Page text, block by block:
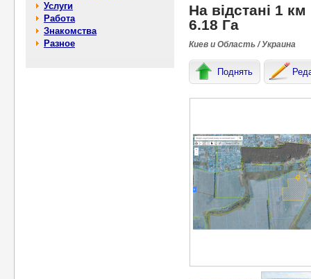
Услуги
Работа
Знакомства
Разное
На відстані 1
6.18 Га
Киев и Область / Украина
Поднять